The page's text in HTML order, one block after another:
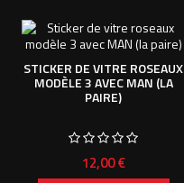
STICKER DE VITRE ROSEAUX
MODÈLE 3 AVEC MAN (LA
PAIRE)
Prix
12,00 €